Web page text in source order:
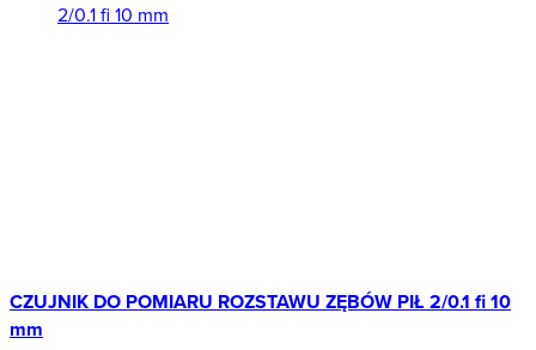
CZUJNIK DO POMIARU ROZSTAWU ZĘBÓW PIŁ 2/0.1 fi 10
mm